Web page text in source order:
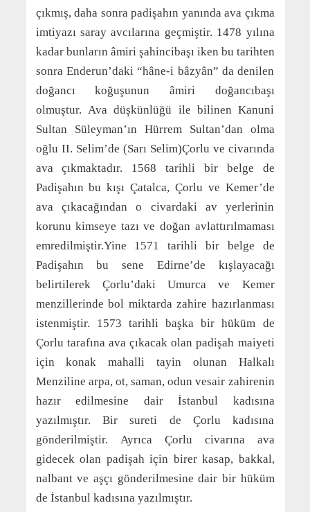
çıkmış, daha sonra padişahın yanında ava çıkma
imtiyazı saray avcılarına geçmiştir. 1478 yılına
kadar bunların âmiri şahincibaşı iken bu tarihten
sonra Enderun’daki “hâne-i bâzyân” da denilen
doğancı koğuşunun âmiri doğancıbaşı
olmuştur. Ava düşkünlüğü ile bilinen Kanuni
Sultan Süleyman’ın Hürrem Sultan’dan olma
oğlu II. Selim’de (Sarı Selim)Çorlu ve civarında
ava çıkmaktadır. 1568 tarihli bir belge de
Padişahın bu kışı Çatalca, Çorlu ve Kemer’de
ava çıkacağından o civardaki av yerlerinin
korunu kimseye tazı ve doğan avlattırılmaması
emredilmiştir.Yine 1571 tarihli bir belge de
Padişahın bu sene Edirne’de kışlayacağı
belirtilerek Çorlu’daki Umurca ve Kemer
menzillerinde bol miktarda zahire hazırlanması
istenmiştir. 1573 tarihli başka bir hüküm de
Çorlu tarafına ava çıkacak olan padişah maiyeti
için konak mahalli tayin olunan Halkalı
Menziline arpa, ot, saman, odun vesair zahirenin
hazır edilmesine dair İstanbul kadısına
yazılmıştır. Bir sureti de Çorlu kadısına
gönderilmiştir. Ayrıca Çorlu civarına ava
gidecek olan padişah için birer kasap, bakkal,
nalbant ve aşçı gönderilmesine dair bir hüküm
de İstanbul kadısına yazılmıştır.